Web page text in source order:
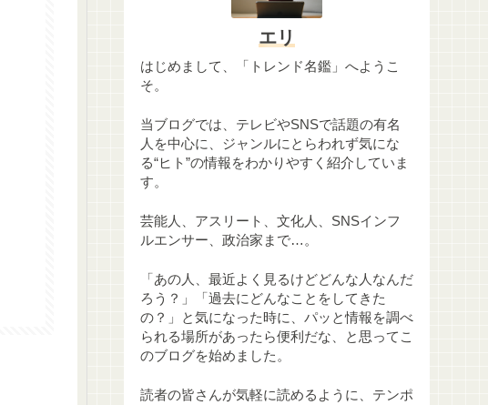
エリ
はじめまして、「トレンド名鑑」へようこ
そ。
当ブログでは、テレビやSNSで話題の有名
人を中心に、ジャンルにとらわれず気にな
る“ヒト”の情報をわかりやすく紹介していま
す。
芸能人、アスリート、文化人、SNSインフ
ルエンサー、政治家まで…。
「あの人、最近よく見るけどどんな人なんだ
ろう？」「過去にどんなことをしてきた
の？」と気になった時に、パッと情報を調べ
られる場所があったら便利だな、と思ってこ
のブログを始めました。
読者の皆さんが気軽に読めるように、テンポ